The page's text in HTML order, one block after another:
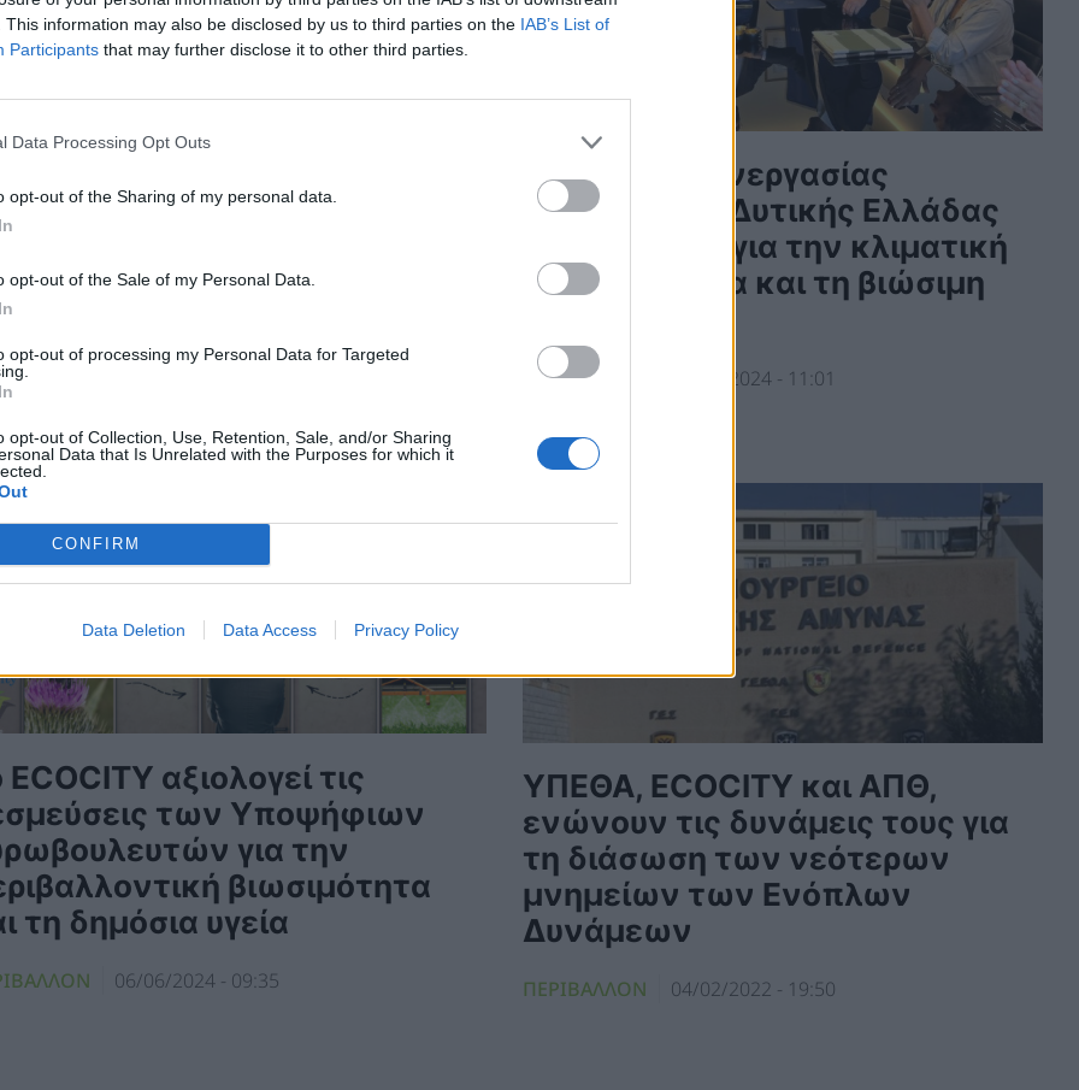
This information may also be disclosed by us to third parties on the IAB’s List of
Participants that may further disclose it to other third parties.
Data Processing Opt Outs
opt-out of the Sharing of my personal data.
opt-out of the Sale of my Personal Data.
opt-out of processing my Personal Data for Targeted
opt-out of Collection, Use, Retention, Sale, and/or Sharing
Data that Is Unrelated with the Purposes for which it
CONFIRM
Data Deletion Data Access Privacy Policy
Κινητικότητα και
στην
09/09/2025 - 15:49
Μνημόνιο Συνεργασίας
Περιφέρειας Δυτικής Ελλάδας
και ECOCITY για την κλιματική
ουδετερότητα και τη βιώσιμη
ΠΕΡΙΒΑΛΛΟΝ 11/10/2024 - 11:01
ECOCITY αξιολογεί τις
των Υποψήφιων
για την
βιωσιμότητα
τη δημόσια υγεία
06/06/2024 - 09:35
ΥΠΕΘΑ, ECOCITY και ΑΠΘ,
ενώνουν τις δυνάμεις τους για
τη διάσωση των νεότερων
μνημείων των Ενόπλων
Δυνάμεων
ΠΕΡΙΒΑΛΛΟΝ 04/02/2022 - 19:50